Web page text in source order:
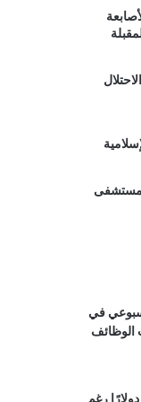
18 شهيدا إلى مستشفى
في
الوظائف
خام برنت يرتفع إلى 83.55 دولارًا رغم